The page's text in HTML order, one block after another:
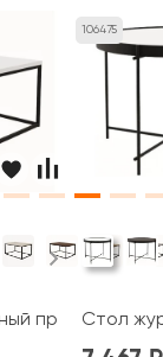
106475
Стол